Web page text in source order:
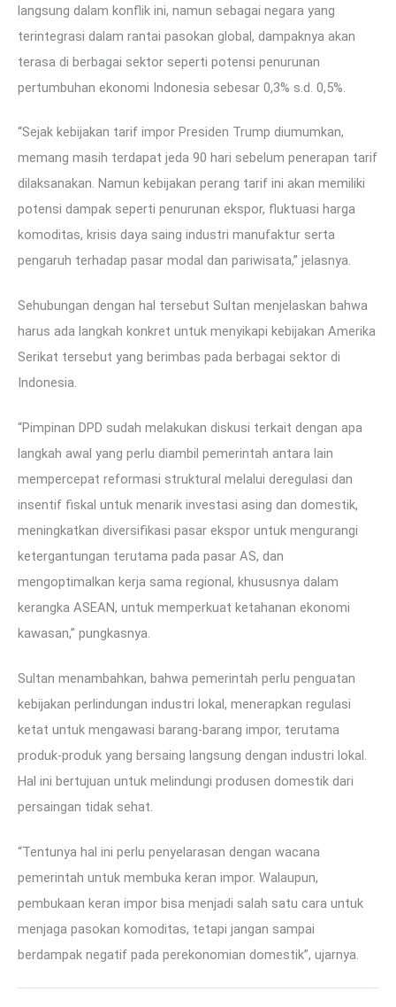
langsung dalam konflik ini, namun sebagai negara yang
terintegrasi dalam rantai pasokan global, dampaknya akan
terasa di berbagai sektor seperti potensi penurunan
pertumbuhan ekonomi Indonesia sebesar 0,3% s.d. 0,5%.
“Sejak kebijakan tarif impor Presiden Trump diumumkan,
memang masih terdapat jeda 90 hari sebelum penerapan tarif
dilaksanakan. Namun kebijakan perang tarif ini akan memiliki
potensi dampak seperti penurunan ekspor, fluktuasi harga
komoditas, krisis daya saing industri manufaktur serta
pengaruh terhadap pasar modal dan pariwisata,” jelasnya.
Sehubungan dengan hal tersebut Sultan menjelaskan bahwa
harus ada langkah konkret untuk menyikapi kebijakan Amerika
Serikat tersebut yang berimbas pada berbagai sektor di
Indonesia.
“Pimpinan DPD sudah melakukan diskusi terkait dengan apa
langkah awal yang perlu diambil pemerintah antara lain
mempercepat reformasi struktural melalui deregulasi dan
insentif fiskal untuk menarik investasi asing dan domestik,
meningkatkan diversifikasi pasar ekspor untuk mengurangi
ketergantungan terutama pada pasar AS, dan
mengoptimalkan kerja sama regional, khususnya dalam
kerangka ASEAN, untuk memperkuat ketahanan ekonomi
kawasan,” pungkasnya.
Sultan menambahkan, bahwa pemerintah perlu penguatan
kebijakan perlindungan industri lokal, menerapkan regulasi
ketat untuk mengawasi barang-barang impor, terutama
produk-produk yang bersaing langsung dengan industri lokal.
Hal ini bertujuan untuk melindungi produsen domestik dari
persaingan tidak sehat.
“Tentunya hal ini perlu penyelarasan dengan wacana
pemerintah untuk membuka keran impor. Walaupun,
pembukaan keran impor bisa menjadi salah satu cara untuk
menjaga pasokan komoditas, tetapi jangan sampai
berdampak negatif pada perekonomian domestik”, ujarnya.